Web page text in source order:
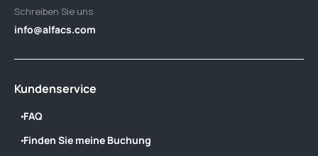
Schreiben Sie uns
info@alfacs.com
Kundenservice
FAQ
Finden Sie meine Buchung